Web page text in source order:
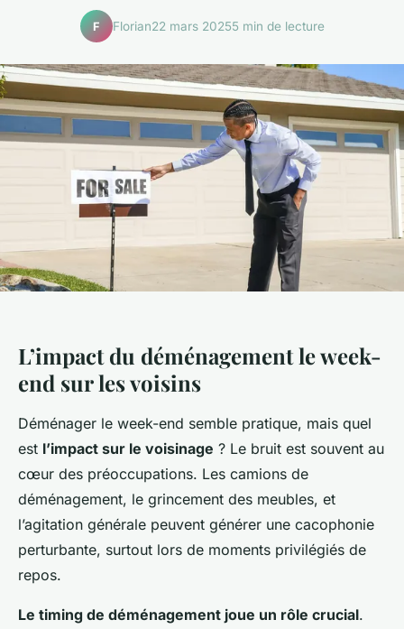
F Florian22 mars 20255 min de lecture
L’impact du déménagement le week-
end sur les voisins
Déménager le week-end semble pratique, mais quel
est l’impact sur le voisinage ? Le bruit est souvent au
cœur des préoccupations. Les camions de
déménagement, le grincement des meubles, et
l’agitation générale peuvent générer une cacophonie
perturbante, surtout lors de moments privilégiés de
repos.
Le timing de déménagement joue un rôle crucial.